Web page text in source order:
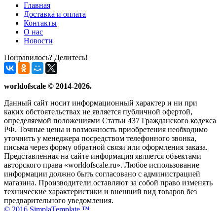
Главная
Доставка и оплата
Контакты
О нас
Новости
Понравилось? Делитесь!
worldofscale © 2014-2026.
Данный сайт носит информационный характер и ни при
каких обстоятельствах не является публичной офертой,
определяемой положениями Статьи 437 Гражданского кодекса
РФ. Точные цены и возможность приобретения необходимо
уточнить у менеджера посредством телефонного звонка,
письма через форму обратной связи или оформления заказа.
Представленная на сайте информация является объектами
авторского права «worldofscale.ru». Любое использование
информации должно быть согласовано с администрацией
магазина. Производители оставляют за собой право изменять
технические характеристики и внешний вид товаров без
предварительного уведомления.
© 2016 SimplaTemplate ™